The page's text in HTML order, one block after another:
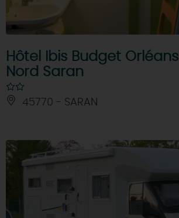
Hôtel Ibis Budget Orléans
Nord Saran
45770 - SARAN